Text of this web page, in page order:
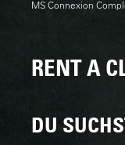
MS Connexion
RENT A
DU